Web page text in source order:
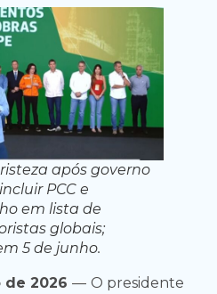
após governo
PCC e
em lista de
globais;
5 de junho.
de 2026 — O presidente